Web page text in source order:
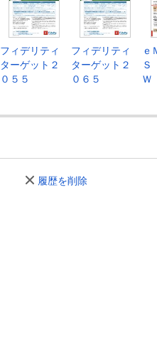
フィデリティ
ターゲット２
０５５
フィデリティ
ターゲット２
０６５
ｅ
Ｓ
Ｗ
履歴を削除